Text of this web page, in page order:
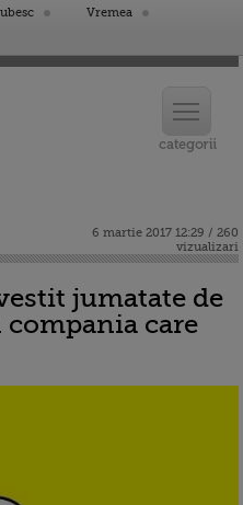
Vremea
6 martie 2017 12:29 / 260
vizualizari
jumatate de
care